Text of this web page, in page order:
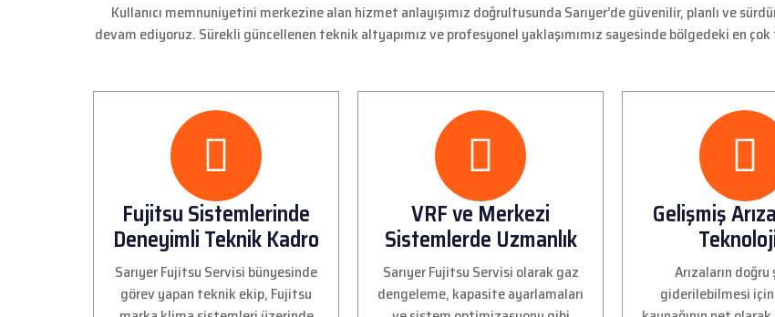
Kullanıcı memnuniyetini merkezine alan hizmet anlayışımız doğrultusunda Sarıyer’de güvenilir, planlı ve
devam ediyoruz. Sürekli güncellenen teknik altyapımız ve profesyonel yaklaşımımız sayesinde bölgedeki en
Fujitsu Sistemlerinde
Deneyimli Teknik Kadro
Sarıyer Fujitsu Servisi bünyesinde
görev yapan teknik ekip, Fujitsu
VRF ve Merkezi
Sistemlerde Uzmanlık
Sarıyer Fujitsu Servisi olarak gaz
dengeleme, kapasite ayarlamaları
Gelişmiş
Arızaların
giderilebilmesi